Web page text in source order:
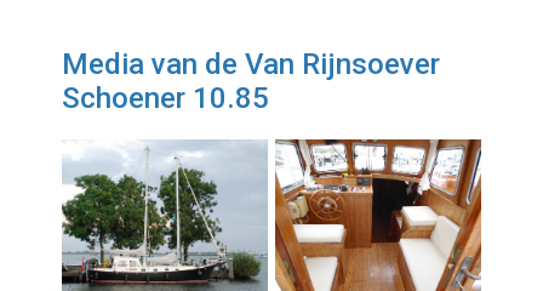
Media van de Van Rijnsoever
Schoener 10.85